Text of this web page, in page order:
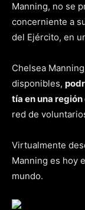
Manning, no se
concerniente a
del Ejército, en
Chelsea
disponibles,
tía en una
red de
Virtualmente
Manning es hoy
mundo.